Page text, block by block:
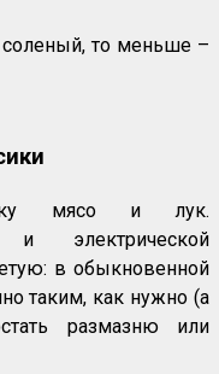
то меньше –
мясо и лук.
электрической
в обыкновенной
таким, как нужно (а
размазню или